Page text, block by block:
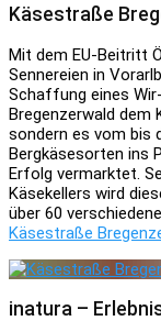
Käsestraße
Mit dem EU-Beitritt
Sennereien in
Schaffung eines
Bregenzerwald dem
sondern es vom bis
Bergkäsesorten ins
Erfolg vermarktet.
Käsekellers wird
über 60
Käsestraße
inatura –